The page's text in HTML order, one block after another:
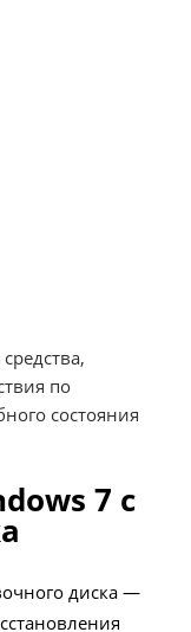
по
состояния
7 с
диска —